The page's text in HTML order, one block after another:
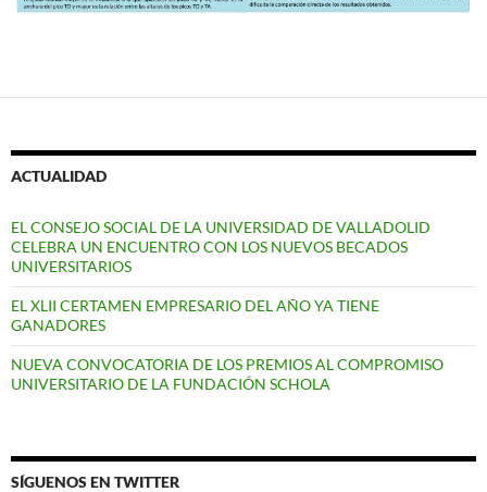
ACTUALIDAD
EL CONSEJO SOCIAL DE LA UNIVERSIDAD DE VALLADOLID
CELEBRA UN ENCUENTRO CON LOS NUEVOS BECADOS
UNIVERSITARIOS
EL XLII CERTAMEN EMPRESARIO DEL AÑO YA TIENE
GANADORES
NUEVA CONVOCATORIA DE LOS PREMIOS AL COMPROMISO
UNIVERSITARIO DE LA FUNDACIÓN SCHOLA
SÍGUENOS EN TWITTER